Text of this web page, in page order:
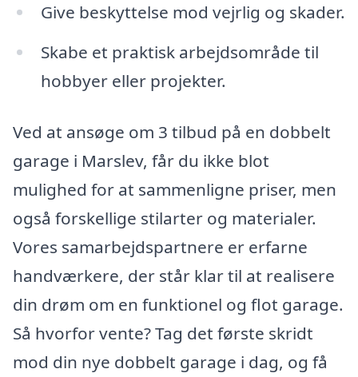
Give beskyttelse mod vejrlig og skader.
Skabe et praktisk arbejdsområde til
hobbyer eller projekter.
Ved at ansøge om 3 tilbud på en dobbelt
garage i Marslev, får du ikke blot
mulighed for at sammenligne priser, men
også forskellige stilarter og materialer.
Vores samarbejdspartnere er erfarne
handværkere, der står klar til at realisere
din drøm om en funktionel og flot garage.
Så hvorfor vente? Tag det første skridt
mod din nye dobbelt garage i dag, og få